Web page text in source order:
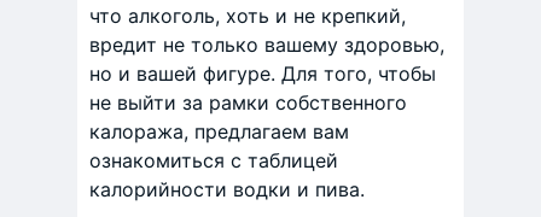
что алкоголь, хоть и не крепкий,
вредит не только вашему здоровью,
но и вашей фигуре. Для того, чтобы
не выйти за рамки собственного
калоража, предлагаем вам
ознакомиться с таблицей
калорийности водки и пива.